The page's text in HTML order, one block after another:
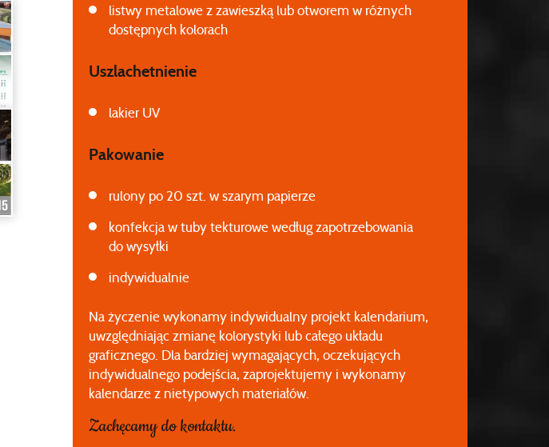
listwy metalowe z zawieszką lub otworem w różnych
dostępnych kolorach
Uszlachetnienie
lakier UV
Pakowanie
rulony po 20 szt. w szarym papierze
konfekcja w tuby tekturowe według zapotrzebowania
do wysyłki
indywidualnie
Na życzenie wykonamy indywidualny projekt kalendarium,
uwzględniając zmianę kolorystyki lub całego układu
graficznego. Dla bardziej wymagających, oczekujących
indywidualnego podejścia, zaprojektujemy i wykonamy
kalendarze z nietypowych materiałów.
Zachęcamy do kontaktu.